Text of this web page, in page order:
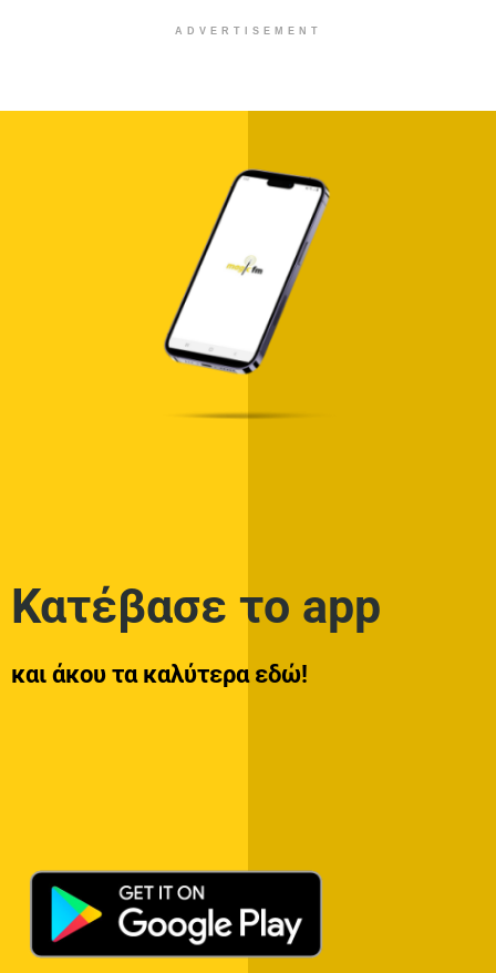
ADVERTISEMENT
Κατέβασε το app
και άκου τα καλύτερα εδώ!